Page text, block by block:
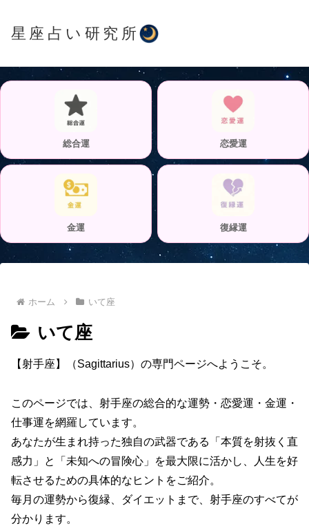
星座占い研究所
総合運 恋愛運
金運 復縁運
ホーム いて座
いて座
【射手座】（Sagittarius）の専門ページへようこそ。
このページでは、射手座の総合的な運勢・恋愛運・金運・
仕事運を網羅しています。
あなたが生まれ持った独自の武器である「本質を射抜く直
感力」と「未知への冒険心」を最大限に活かし、人生を好
転させるための具体的なヒントをご紹介。
毎月の運勢から復縁、ダイエットまで、射手座のすべてが
分かります。